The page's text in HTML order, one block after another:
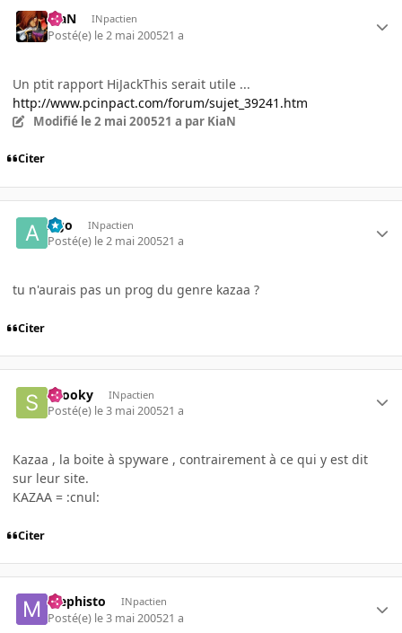
KiaN INpactien
Posté(e) le 2 mai 200521 a
Un ptit rapport HiJackThis serait utile ...
http://www.pcinpact.com/forum/sujet_39241.htm
Modifié le 2 mai 200521 a par KiaN
Citer
Ago INpactien
Posté(e) le 2 mai 200521 a
tu n'aurais pas un prog du genre kazaa ?
Citer
snooky INpactien
Posté(e) le 3 mai 200521 a
Kazaa , la boite à spyware , contrairement à ce qui y est dit
sur leur site.
KAZAA = :cnul:
Citer
Mephisto INpactien
Posté(e) le 3 mai 200521 a